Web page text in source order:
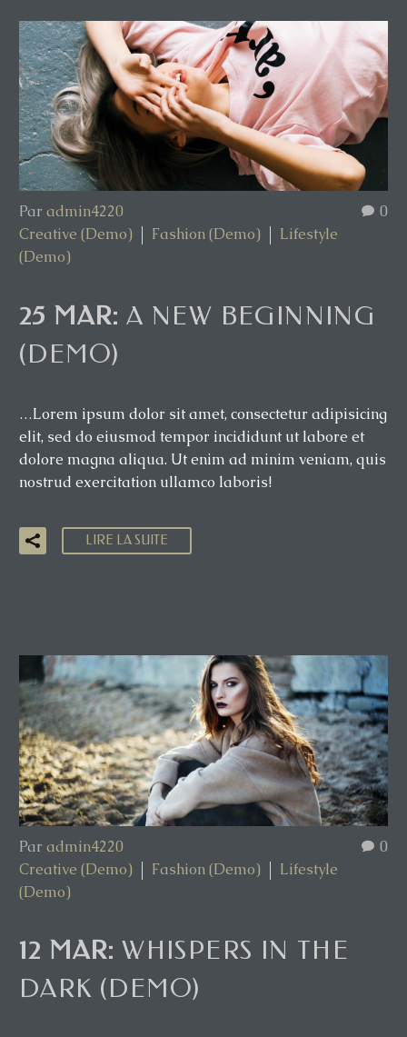
0
Par admin4220
Creative (Demo)
Fashion (Demo)
Lifestyle
(Demo)
25 MAR:A NEW BEGINNING
(DEMO)
…Lorem ipsum dolor sit amet, consectetur adipisicing
elit, sed do eiusmod tempor incididunt ut labore et
dolore magna aliqua. Ut enim ad minim veniam, quis
nostrud exercitation ullamco laboris!
LIRE LA SUITE
0
Par admin4220
Creative (Demo)
Fashion (Demo)
Lifestyle
(Demo)
12 MAR:WHISPERS IN THE
DARK (DEMO)